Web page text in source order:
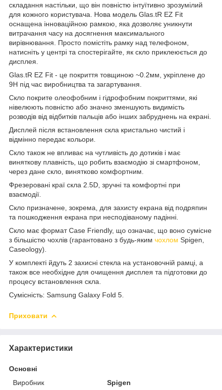
складання настільки, що він повністю інтуїтивно зрозумілий
для кожного користувача. Нова модель Glas.tR EZ Fit
оснащена інноваційною рамкою, яка дозволяє уникнути
витрачання часу на досягнення максимального
вирівнювання. Просто помістіть рамку над телефоном,
натисніть у центрі та спостерігайте, як скло приклеюється до
дисплея.
Glas.tR EZ Fit - це покриття товщиною ~0.2мм, укріплене до
9H під час виробництва та загартування.
Скло покрите олеофобним і гідрофобним покриттями, які
нівелюють повністю або значно зменшують видимість
розводів від відбитків пальців або інших забруднень на екрані.
Дисплей після встановлення скла кристально чистий і
відмінно передає кольори.
Скло також не впливає на чутливість до дотиків і має
виняткову плавність, що робить взаємодію зі смартфоном,
через дане скло, винятково комфортним.
Фрезеровані краї скла 2.5D, зручні та комфортні при
взаємодії.
Скло призначене, зокрема, для захисту екрана від подряпин
та пошкодження екрана при несподіваному падінні.
Скло має формат Case Friendly, що означає, що воно сумісне
з більшістю чохлів (гарантовано з будь-яким чохлом Spigen,
Caseology).
У комплекті йдуть 2 захисні стекла на установочній рамці, а
також все необхідне для очищення дисплея та підготовки до
процесу встановлення скла.
Сумісність: Samsung Galaxy Fold 5.
Приховати
Характеристики
Основні
Виробник
Spigen